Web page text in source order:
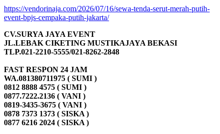
https://vendorinaja.com/2026/07/16/sewa-tenda-serut-merah-putih-
event-bpjs-cempaka-putih-jakarta/
CV.SURYA JAYA EVENT
JL.LEBAK CIKETING MUSTIKAJAYA BEKASI
TLP.021-2210-5555/021-8262-2848
FAST RESPON 24 JAM
WA.081380711975 ( SUMI )
0812 8888 4575 ( SUMI )
0877.7222.2136 ( VANI )
0819-3435-3675 ( VANI )
0878 7373 1373 ( SISKA )
0877 6216 2024 ( SISKA )